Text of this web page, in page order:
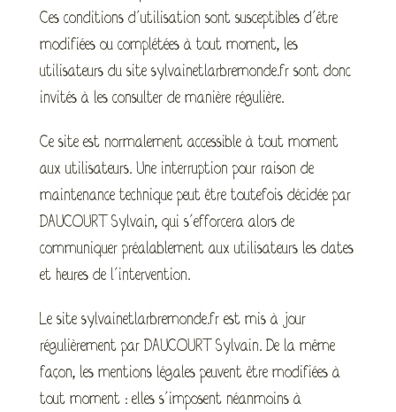
Ces conditions d’utilisation sont susceptibles d’être
modifiées ou complétées à tout moment, les
utilisateurs du site sylvainetlarbremonde.fr sont donc
invités à les consulter de manière régulière.
Ce site est normalement accessible à tout moment
aux utilisateurs. Une interruption pour raison de
maintenance technique peut être toutefois décidée par
DAUCOURT Sylvain, qui s’efforcera alors de
communiquer préalablement aux utilisateurs les dates
et heures de l’intervention.
Le site sylvainetlarbremonde.fr est mis à jour
régulièrement par DAUCOURT Sylvain. De la même
façon, les mentions légales peuvent être modifiées à
tout moment : elles s’imposent néanmoins à